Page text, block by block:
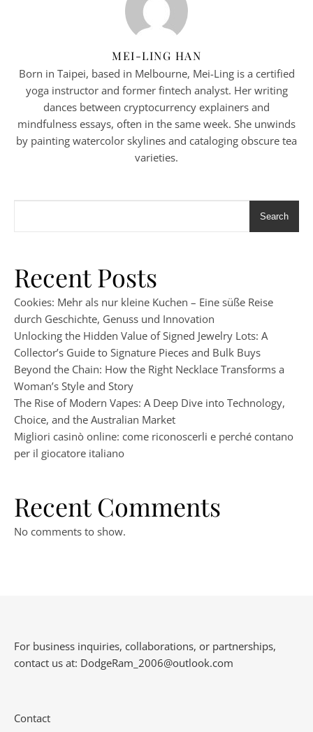
MEI-LING HAN
Born in Taipei, based in Melbourne, Mei-Ling is a certified
yoga instructor and former fintech analyst. Her writing
dances between cryptocurrency explainers and
mindfulness essays, often in the same week. She unwinds
by painting watercolor skylines and cataloging obscure tea
varieties.
Search
Recent Posts
Cookies: Mehr als nur kleine Kuchen – Eine süße Reise
durch Geschichte, Genuss und Innovation
Unlocking the Hidden Value of Signed Jewelry Lots: A
Collector’s Guide to Signature Pieces and Bulk Buys
Beyond the Chain: How the Right Necklace Transforms a
Woman’s Style and Story
The Rise of Modern Vapes: A Deep Dive into Technology,
Choice, and the Australian Market
Migliori casinò online: come riconoscerli e perché contano
per il giocatore italiano
Recent Comments
No comments to show.
For business inquiries, collaborations, or partnerships,
contact us at: DodgeRam_2006@outlook.com
Contact